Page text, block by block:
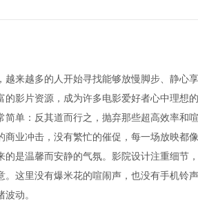
越来越多的人开始寻找能够放慢脚步、静心
的影片资源，成为许多电影爱好者心中理想
简单：反其道而行之，抛弃那些超高效率和
商业冲击，没有繁忙的催促，每一场放映都
的是温馨而安静的气氛。影院设计注重细节
。这里没有爆米花的喧闹声，也没有手机铃
动。